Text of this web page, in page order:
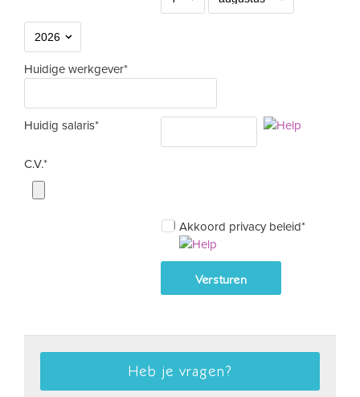
Huidige werkgever*
Huidig salaris*
C.V.*
Akkoord privacy beleid*
Heb je vragen?